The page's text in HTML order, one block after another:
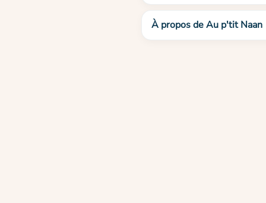
À propos de Au p'tit Naan